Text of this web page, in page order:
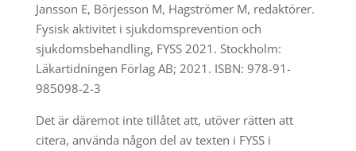
Jansson E, Börjesson M, Hagströmer M, redaktörer.
Fysisk aktivitet i sjukdomsprevention och
sjukdomsbehandling, FYSS 2021. Stockholm:
Läkartidningen Förlag AB; 2021. ISBN: 978-91-
985098-2-3
Det är däremot inte tillåtet att, utöver rätten att
citera, använda någon del av texten i FYSS i